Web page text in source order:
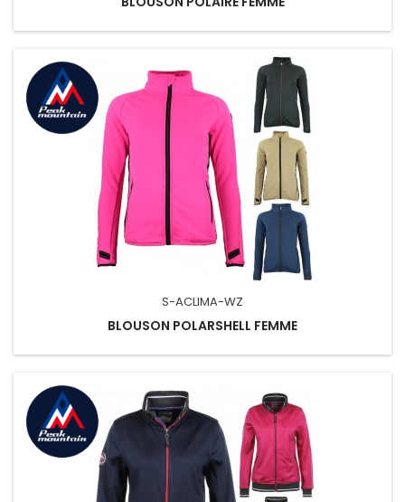
S-ACLIMA-WZ
BLOUSON POLARSHELL FEMME